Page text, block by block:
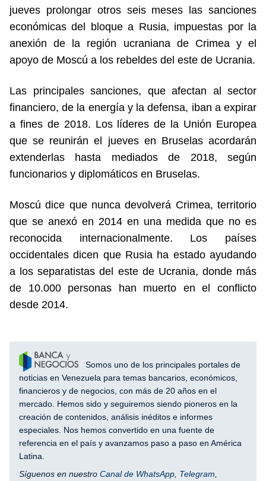
jueves prolongar otros seis meses las sanciones
económicas del bloque a Rusia, impuestas por la
anexión de la región ucraniana de Crimea y el
apoyo de Moscú a los rebeldes del este de Ucrania.
Las principales sanciones, que afectan al sector
financiero, de la energía y la defensa, iban a expirar
a fines de 2018. Los líderes de la Unión Europea
que se reunirán el jueves en Bruselas acordarán
extenderlas hasta mediados de 2018, según
funcionarios y diplomáticos en Bruselas.
Moscú dice que nunca devolverá Crimea, territorio
que se anexó en 2014 en una medida que no es
reconocida internacionalmente. Los países
occidentales dicen que Rusia ha estado ayudando
a los separatistas del este de Ucrania, donde más
de 10.000 personas han muerto en el conflicto
desde 2014.
Somos uno de los principales portales de
noticias en Venezuela para temas bancarios, económicos,
financieros y de negocios, con más de 20 años en el
mercado. Hemos sido y seguiremos siendo pioneros en la
creación de contenidos, análisis inéditos e informes
especiales. Nos hemos convertido en una fuente de
referencia en el país y avanzamos paso a paso en América
Latina.
Síguenos en nuestro Canal de WhatsApp, Telegram,